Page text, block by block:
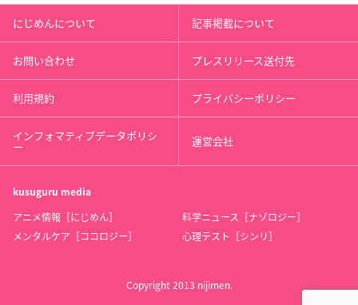
にじめんについて 記事掲載について
お問い合わせ プレスリリース送付先
利用規約 プライバシーポリシー
インフォマティブデータポリシ
ー 運営会社
kusuguru media
アニメ情報［にじめん］
科学ニュース［ナゾロジー］
メンタルケア［ココロジー］
心理テスト［シンリ］
Copyright 2013 nijimen.